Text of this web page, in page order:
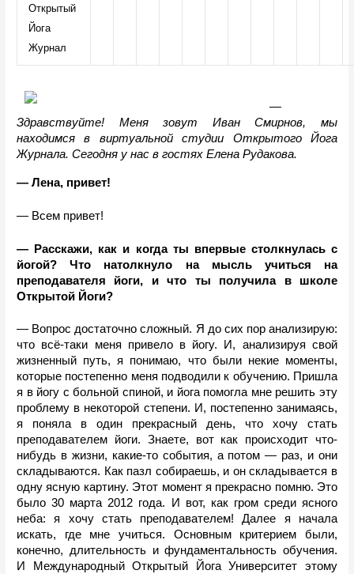
Открытый
Йога
Журнал
—
Здравствуйте! Меня зовут Иван Смирнов, мы
находимся в виртуальной студии Открытого Йога
Журнала. Сегодня у нас в гостях Елена Рудакова.
— Лена, привет!
— Всем привет!
— Расскажи, как и когда ты впервые столкнулась с
йогой? Что натолкнуло на мысль учиться на
преподавателя йоги, и что ты получила в школе
Открытой Йоги?
— Вопрос достаточно сложный. Я до сих пор анализирую:
что всё-таки меня привело в йогу. И, анализируя свой
жизненный путь, я понимаю, что были некие моменты,
которые постепенно меня подводили к обучению. Пришла
я в йогу с больной спиной, и йога помогла мне решить эту
проблему в некоторой степени. И, постепенно занимаясь,
я поняла в один прекрасный день, что хочу стать
преподавателем йоги. Знаете, вот как происходит что-
нибудь в жизни, какие-то события, а потом — раз, и они
складываются. Как пазл собираешь, и он складывается в
одну ясную картину. Этот момент я прекрасно помню. Это
было 30 марта 2012 года. И вот, как гром среди ясного
неба: я хочу стать преподавателем! Далее я начала
искать, где мне учиться. Основным критерием были,
конечно, длительность и фундаментальность обучения.
И Международный Открытый Йога Университет этому